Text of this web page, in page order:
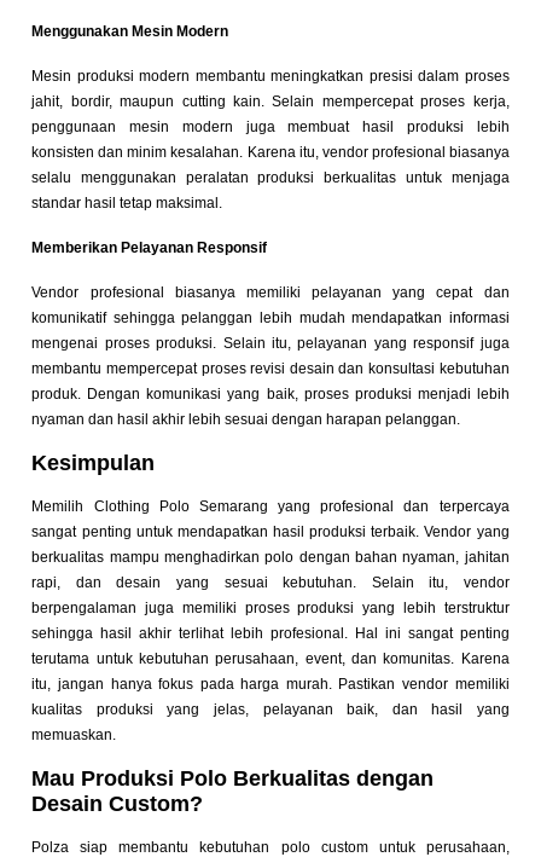
Menggunakan Mesin Modern
Mesin produksi modern membantu meningkatkan presisi dalam proses
jahit, bordir, maupun cutting kain. Selain mempercepat proses kerja,
penggunaan mesin modern juga membuat hasil produksi lebih
konsisten dan minim kesalahan. Karena itu, vendor profesional biasanya
selalu menggunakan peralatan produksi berkualitas untuk menjaga
standar hasil tetap maksimal.
Memberikan Pelayanan Responsif
Vendor profesional biasanya memiliki pelayanan yang cepat dan
komunikatif sehingga pelanggan lebih mudah mendapatkan informasi
mengenai proses produksi. Selain itu, pelayanan yang responsif juga
membantu mempercepat proses revisi desain dan konsultasi kebutuhan
produk. Dengan komunikasi yang baik, proses produksi menjadi lebih
nyaman dan hasil akhir lebih sesuai dengan harapan pelanggan.
Kesimpulan
Memilih Clothing Polo Semarang yang profesional dan terpercaya
sangat penting untuk mendapatkan hasil produksi terbaik. Vendor yang
berkualitas mampu menghadirkan polo dengan bahan nyaman, jahitan
rapi, dan desain yang sesuai kebutuhan. Selain itu, vendor
berpengalaman juga memiliki proses produksi yang lebih terstruktur
sehingga hasil akhir terlihat lebih profesional. Hal ini sangat penting
terutama untuk kebutuhan perusahaan, event, dan komunitas.
Karena
itu, jangan hanya fokus pada harga murah. Pastikan vendor memiliki
kualitas produksi yang jelas, pelayanan baik, dan hasil yang
memuaskan.
Mau Produksi Polo Berkualitas dengan
Desain Custom?
Polza siap membantu kebutuhan polo custom untuk perusahaan,